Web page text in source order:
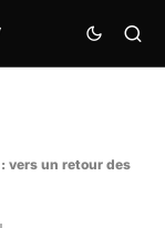
vers un retour des